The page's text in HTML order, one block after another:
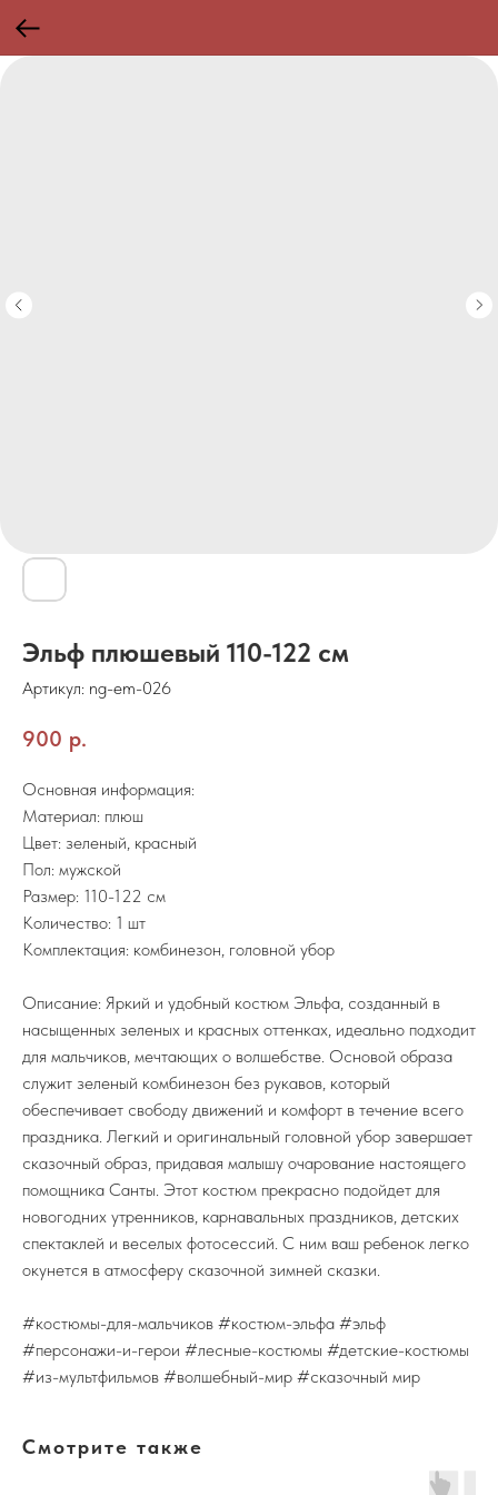
Эльф плюшевый 110-122 см
Артикул: ng-em-026
900 р.
Основная информация:
Материал: плюш
Цвет: зеленый, красный
Пол: мужской
Размер: 110-122 см
Количество: 1 шт
Комплектация: комбинезон, головной убор
Описание: Яркий и удобный костюм Эльфа, созданный в
насыщенных зеленых и красных оттенках, идеально подходит
для мальчиков, мечтающих о волшебстве. Основой образа
служит зеленый комбинезон без рукавов, который
обеспечивает свободу движений и комфорт в течение всего
праздника. Легкий и оригинальный головной убор завершает
сказочный образ, придавая малышу очарование настоящего
помощника Санты. Этот костюм прекрасно подойдет для
новогодних утренников, карнавальных праздников, детских
спектаклей и веселых фотосессий. С ним ваш ребенок легко
окунется в атмосферу сказочной зимней сказки.
#костюмы-для-мальчиков #костюм-эльфа #эльф
#персонажи-и-герои #лесные-костюмы #детские-костюмы
#из-мультфильмов #волшебный-мир #сказочный мир
Смотрите также